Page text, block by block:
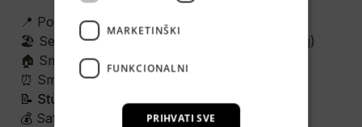
📍 Poreč, Rovinj, Umag ili Pula
🏖️ Sezona od 1.5.-1.9.
(fleksibilan početak i kraj)
🏠 Smještaj nije osiguran
⏰ Smjenski rad prema rasporedu
📝 Studentski ugovor
💰 Satnica
neto/h 💰
MARKETINŠKI
FUNKCIONALNI
PRIHVATI SVE